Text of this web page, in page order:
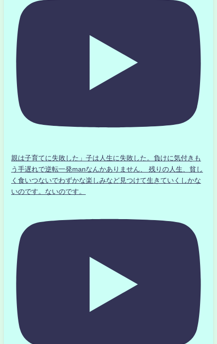
親は子育てに失敗した」子は人生に失敗した。負けに気付きも
う手遅れで逆転一発manなんかありません、 残りの人生、貧し
く食いつないでわずかな楽しみなど見つけて生きていくしかな
いのです。ないのです。